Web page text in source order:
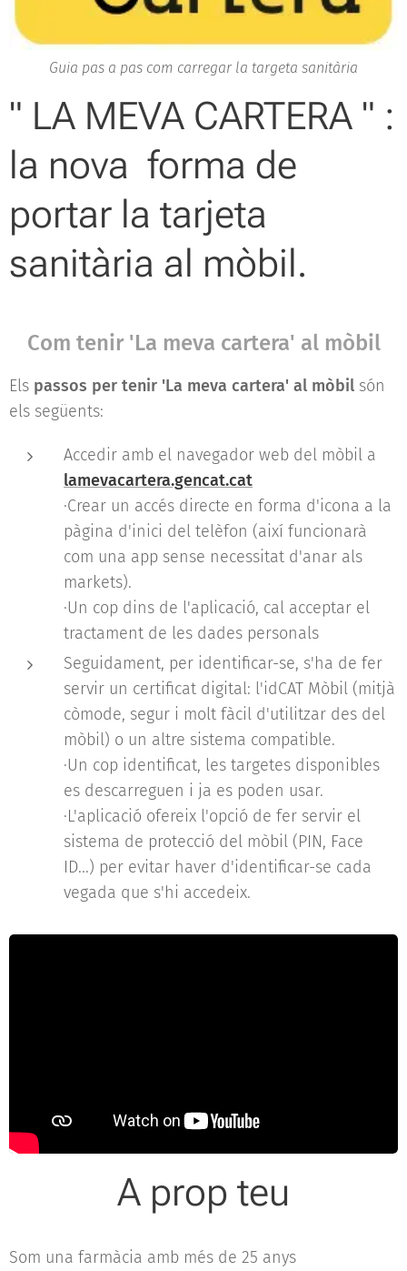
Guia pas a pas com carregar la targeta sanitària
" LA MEVA CARTERA " :
la nova forma de
portar la tarjeta
sanitària al mòbil.
Com tenir 'La meva cartera' al mòbil
Els passos per tenir 'La meva cartera' al mòbil són
els següents:
Accedir amb el navegador web del mòbil a
lamevacartera.gencat.cat
·Crear un accés directe en forma d'icona a la
pàgina d'inici del telèfon (així funcionarà
com una app sense necessitat d'anar als
markets).
·Un cop dins de l'aplicació, cal acceptar el
tractament de les dades personals
Seguidament, per identificar-se, s'ha de fer
servir un certificat digital: l'idCAT Mòbil (mitjà
còmode, segur i molt fàcil d'utilitzar des del
mòbil) o un altre sistema compatible.
·Un cop identificat, les targetes disponibles
es descarreguen i ja es poden usar.
·L'aplicació ofereix l'opció de fer servir el
sistema de protecció del mòbil (PIN, Face
ID...) per evitar haver d'identificar-se cada
vegada que s'hi accedeix.
A prop teu
Som una farmàcia amb més de 25 anys